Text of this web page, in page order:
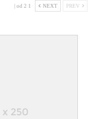
NEXT
1 od 2 |